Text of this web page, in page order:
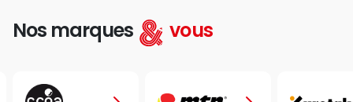
Nos marques vous